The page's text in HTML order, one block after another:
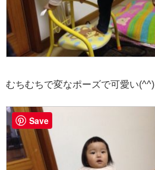
むちむちで変なポーズで可愛い(^^)
Save